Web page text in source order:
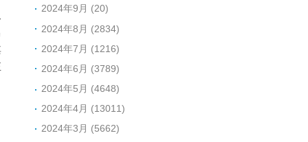
2024年9月 (20)
2024年8月 (2834)
2024年7月 (1216)
2024年6月 (3789)
2024年5月 (4648)
2024年4月 (13011)
2024年3月 (5662)